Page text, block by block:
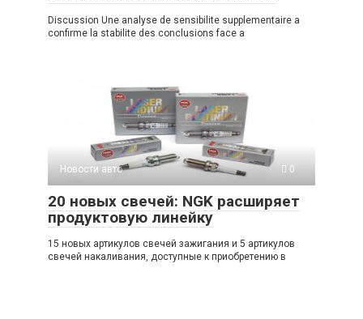
Discussion Une analyse de sensibilite supplementaire a
confirme la stabilite des conclusions face a
Новости авто 0
20 новых свечей: NGK расширяет
продуктовую линейку
15 новых артикулов свечей зажигания и 5 артикулов
свечей накаливания, доступные к приобретению в